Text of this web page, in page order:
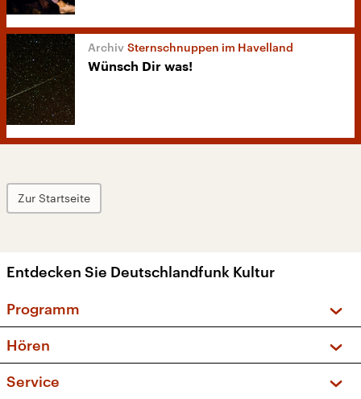
Sternschnuppen im Havelland
Wünsch Dir was!
Zur Startseite
Entdecken Sie Deutschlandfunk Kultur
Programm
Sendungen und Podcasts
Musikliste
Hören
Service